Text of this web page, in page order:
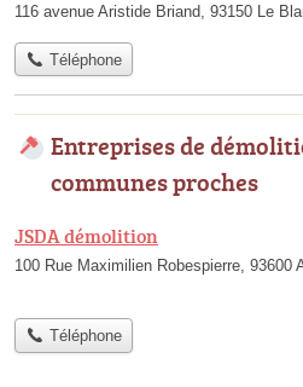
116 avenue Aristide Briand, 93150 Le
Téléphone
Entreprises de
communes proches
JSDA démolition
100 Rue Maximilien Robespierre, 93600
Téléphone